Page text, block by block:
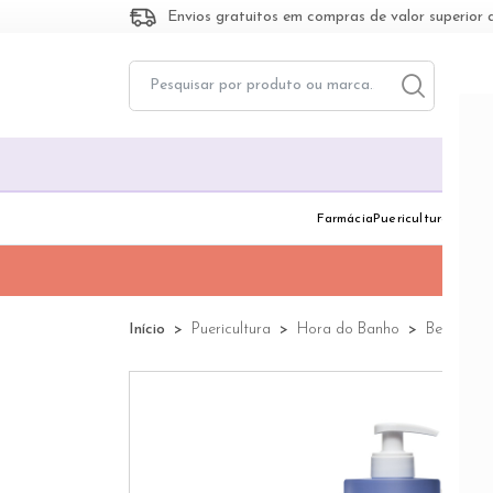
Envios gratuitos em compras de valor
FarmáciaToggle
Puericultura
Início Puericultura Hora do Banho Bebé &